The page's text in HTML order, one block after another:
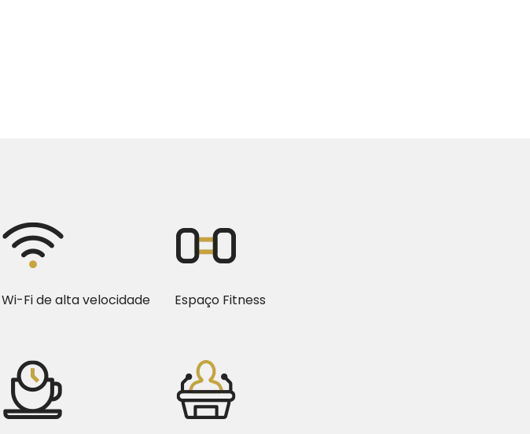
Wi-Fi de alta velocidade Espaço Fitness